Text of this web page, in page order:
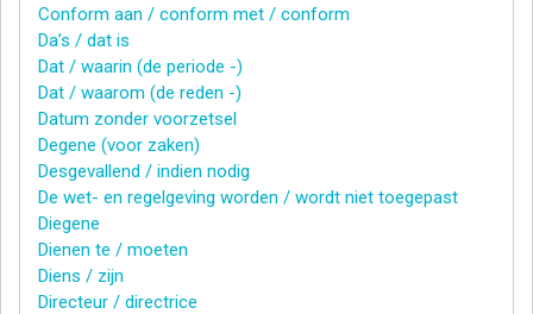
Conform aan / conform met / conform
Da’s / dat is
Dat / waarin (de periode -)
Dat / waarom (de reden -)
Datum zonder voorzetsel
Degene (voor zaken)
Desgevallend / indien nodig
De wet- en regelgeving worden / wordt niet toegepast
Diegene
Dienen te / moeten
Diens / zijn
Directeur / directrice